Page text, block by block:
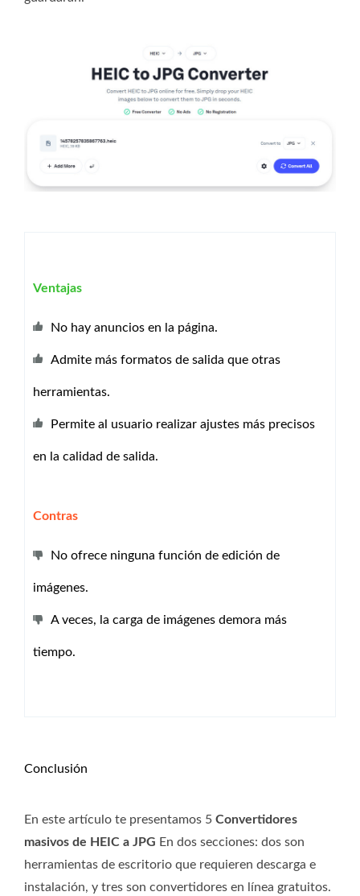
Ventajas
No hay anuncios en la página.
Admite más formatos de salida que otras
herramientas.
Permite al usuario realizar ajustes más precisos
en la calidad de salida.
Contras
No ofrece ninguna función de edición de
imágenes.
A veces, la carga de imágenes demora más
tiempo.
Conclusión
En este artículo te presentamos 5 Convertidores
masivos de HEIC a JPG En dos secciones: dos son
herramientas de escritorio que requieren descarga e
instalación, y tres son convertidores en línea gratuitos.